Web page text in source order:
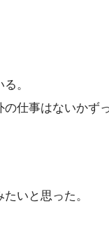
。
仕事はないかず
いと思った。